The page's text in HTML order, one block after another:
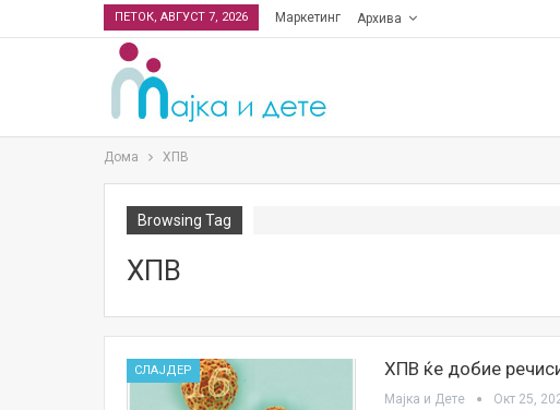
ПЕТОК, АВГУСТ 7, 2026 Маркетинг Архива
Дома ХПВ
Browsing Tag
ХПВ
СЛАЈДЕР ХПВ ќе добие
Мајка и Дете Окт 25,